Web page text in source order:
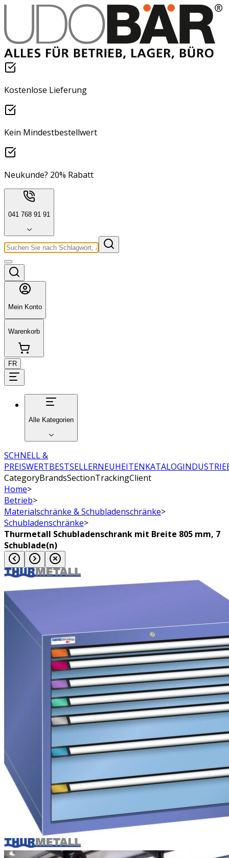
Kostenlose Lieferung
Kein Mindestbestellwert
Neukunde? 20% Rabatt
041 768 91 91
Mein Konto
Warenkorb
FR
Alle Kategorien
SCHNELL &
PREISWERTBESTSELLERNEUHEITENKATALOG
CategoryBrandsSectionTrackingClient
Home>
Betrieb>
Materialschränke & Schubladenschränke>
Schubladenschränke>
Thurmetall Schubladenschrank mit Breite 805 mm, 7
Schublade(n)